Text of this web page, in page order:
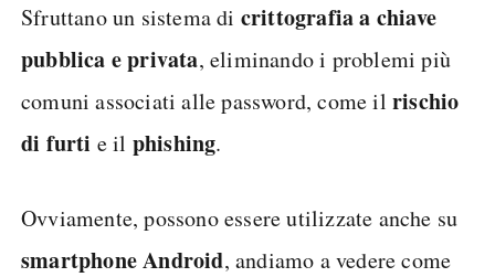
Sfruttano un sistema di crittografia a chiave
pubblica eprivata, eliminando i problemi più
comuni associati alle password, come ilrischio
di furti e il phishing.
Ovviamente, possono essere utilizzate anche su
smartphone Android, andiamo a vedere come